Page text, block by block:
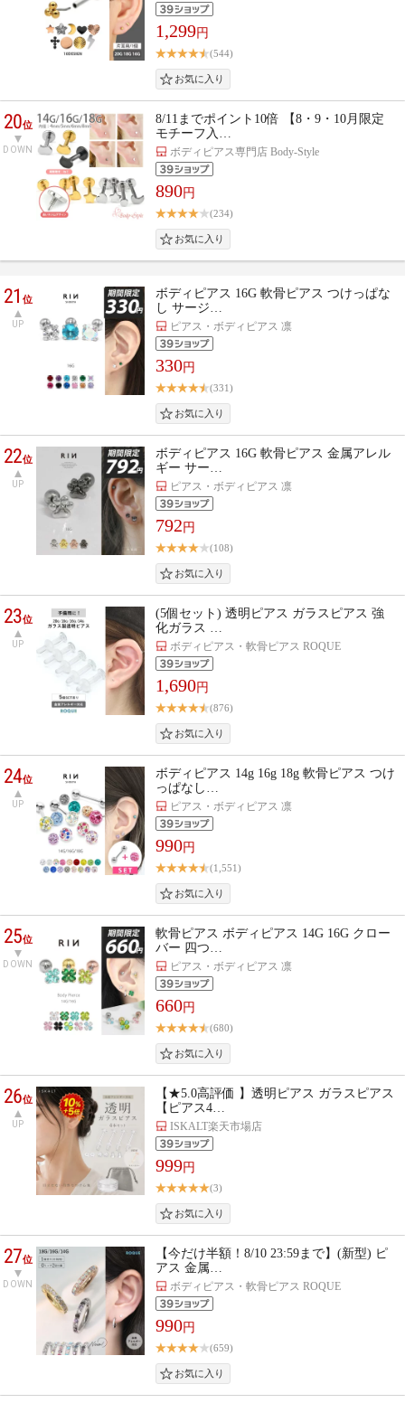
1,299円
(544)
20位
DOWN
8/11までポイント10倍 【8・9・10月限定
モチーフ入…
ボディピアス専門店 Body-Style
890円
(234)
21位
UP
ボディピアス 16G 軟骨ピアス つけっぱな
し サージ…
ピアス・ボディピアス 凛
330円
(331)
22位
UP
ボディピアス 16G 軟骨ピアス 金属アレル
ギー サー…
ピアス・ボディピアス 凛
792 円
(108)
23位
UP
(5個セット) 透明ピアス ガラスピアス 強
化ガラス …
ボディピアス・軟骨ピアス ROQUE
1,690円
(876)
24位
UP
ボディピアス 14g 16g 18g 軟骨ピアス つけ
っぱなし…
ピアス・ボディピアス 凛
990円
(1,551)
25位
DOWN
軟骨ピアス ボディピアス 14G 16G クロー
バー 四つ…
ピアス・ボディピアス 凛
660円
(680)
26位
UP
【★5.0高評価 】透明ピアス ガラスピアス
【ピアス4…
ISKALT楽天市場店
999円
(3)
27位
DOWN
【今だけ半額！8/10 23:59まで】(新型) ピ
アス 金属…
ボディピアス・軟骨ピアス ROQUE
990円
(659)